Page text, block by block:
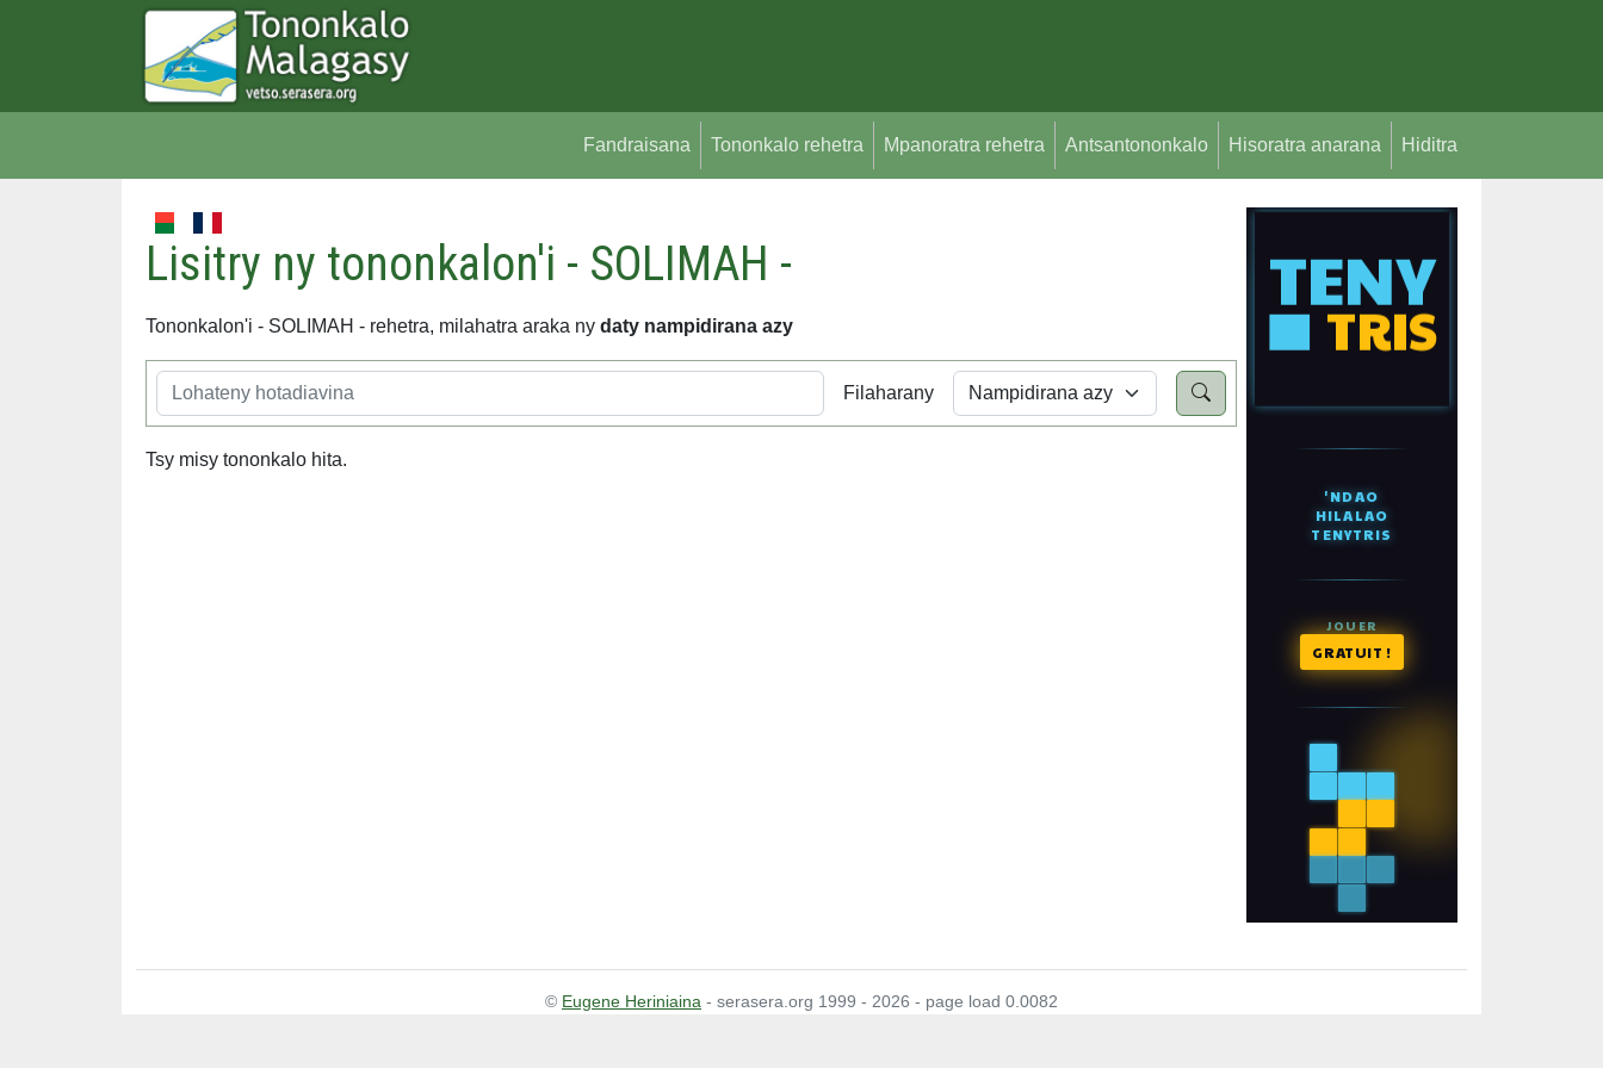
Fandraisana Tononkalo rehetra Mpanoratra rehetra Antsantononkalo Hisoratra anarana Hiditra
Lisitry ny tononkalon'i - SOLIMAH -
Tononkalon'i - SOLIMAH - rehetra, milahatra araka ny daty nampidirana azy
Filaharany
Tsy misy tononkalo hita.
© Eugene Heriniaina - serasera.org 1999 - 2026 - page load 0.0082